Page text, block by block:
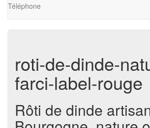
Téléphone
roti-de-dinde-
farci-label-rouge
Rôti de dinde